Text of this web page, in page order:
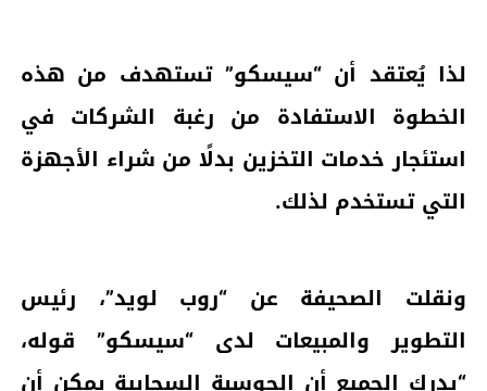
لذا يُعتقد أن “سيسكو” تستهدف من هذه
الخطوة الاستفادة من رغبة الشركات في
استئجار خدمات التخزين بدلًا من شراء الأجهزة
التي تستخدم لذلك.
ونقلت الصحيفة عن “روب لويد”، رئيس
التطوير والمبيعات لدى “سيسكو” قوله،